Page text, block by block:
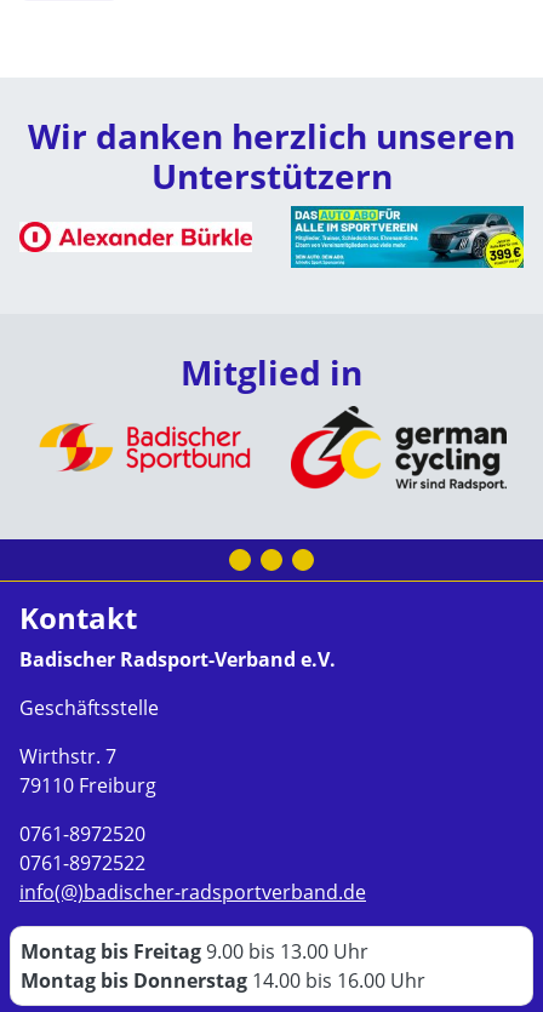
Wir danken herzlich unseren
Unterstützern
Mitglied in
Kontakt
Badischer Radsport-Verband e.V.
Geschäftsstelle
Wirthstr. 7
79110 Freiburg
0761-8972520
0761-8972522
info(@)badischer-radsportverband.de
Montag bis Freitag9.00 bis 13.00 Uhr
Montag bis Donnerstag 14.00 bis 16.00 Uhr